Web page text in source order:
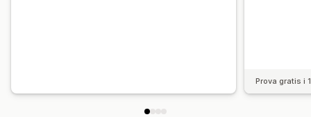
Prova gratis i